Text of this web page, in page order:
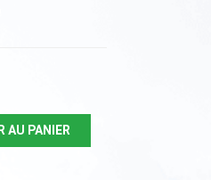
AU PANIER